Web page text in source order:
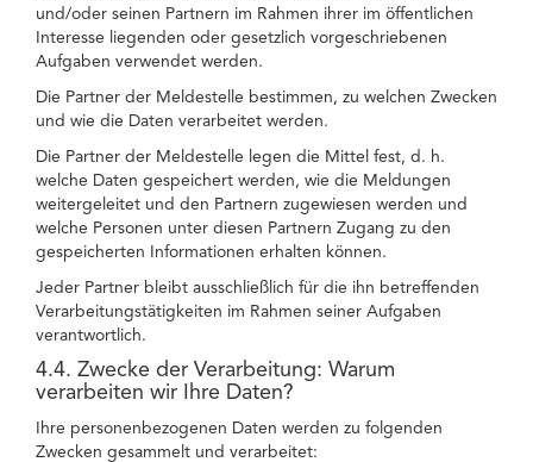
und/oder seinen Partnern im Rahmen ihrer im öffentlichen
Interesse liegenden oder gesetzlich vorgeschriebenen
Aufgaben verwendet werden.
Die Partner der Meldestelle bestimmen, zu welchen Zwecken
und wie die Daten verarbeitet werden.
Die Partner der Meldestelle legen die Mittel fest, d. h.
welche Daten gespeichert werden, wie die Meldungen
weitergeleitet und den Partnern zugewiesen werden und
welche Personen unter diesen Partnern Zugang zu den
gespeicherten Informationen erhalten können.
Jeder Partner bleibt ausschließlich für die ihn betreffenden
Verarbeitungstätigkeiten im Rahmen seiner Aufgaben
verantwortlich.
4.4. Zwecke der Verarbeitung: Warum
verarbeiten wir Ihre Daten?
Ihre personenbezogenen Daten werden zu folgenden
Zwecken gesammelt und verarbeitet: